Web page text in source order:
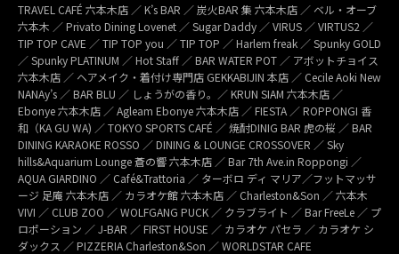
TRAVEL CAFÉ 六本木店 ／ K’s BAR ／ 炭火BAR 集 六本木店 ／ ベル・オーブ
六本木 ／ Privato Dining Lovenet ／ Sugar Daddy ／ VIRUS ／ VIRTUS2 ／
TIP TOP CAVE ／ TIP TOP you ／ TIP TOP ／ Harlem freak ／ Spunky GOLD
／ Spunky PLATINUM ／ Hot Staff ／ BAR WATER POT ／ アボットチョイス
六本木店 ／ ヘアメイク・着付け専門店 GEKKABIJIN 本店 ／ Cecile Aoki New
NANAy’s ／ BAR BLU ／ しょうがの香り。／ KRUN SIAM 六本木店 ／
Ebonye 六本木店 ／ Agleam Ebonye 六本木店 ／ FIESTA ／ ROPPONGI 香
和（KA GU WA) ／ TOKYO SPORTS CAFÉ ／ 焼酎DINIG BAR 虎の桜 ／ BAR
DINING KARAOKE ROSSO ／ DINING & LOUNGE CROSSOVER ／ Sky
hills&Aquarium Lounge 蒼の響 六本木店 ／ Bar 7th Ave.in Roppongi ／
AQUA GIARDINO ／ Café&Trattoria ／ ターボロ ディ マリア／フットマッサ
ージ 足庵 六本木店 ／ カラオケ館 六本木店 ／ Charleston&Son ／ 六本木
VIVI ／ CLUB ZOO ／ WOLFGANG PUCK ／ クラブライト ／ Bar FreeLe ／ プ
ロポーション ／ J-BAR ／ FIRST HOUSE ／ カラオケ パセラ ／ カラオケ シ
ダックス ／ PIZZERIA Charleston&Son ／ WORLDSTAR CAFE